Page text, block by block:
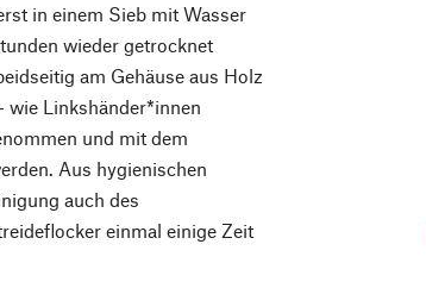
in einem Sieb mit Wasser
wieder getrocknet
am Gehäuse aus Holz
wie Linkshänder*innen
und mit dem
Aus hygienischen
auch des
einmal einige Zeit